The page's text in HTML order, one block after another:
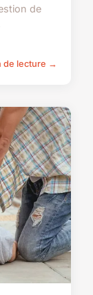
de
de lecture →